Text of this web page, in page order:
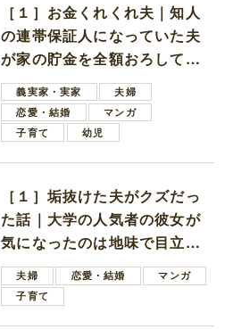
［１］お金くれくれ夫｜知人
の連帯保証人になっていた夫
が家の貯金を全額おろしてほ
しいと言ってきた
義実家・実家
夫婦
恋愛・結婚
マンガ
子育て
幼児
［１］垢抜けた夫がクズだっ
た話｜大学の人気者の彼女が
気になったのは地味で目立た
ない男子学生
夫婦 恋愛・結婚
マンガ
子育て